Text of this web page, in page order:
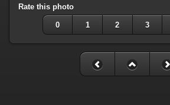
Rate this photo
0 1 2 3